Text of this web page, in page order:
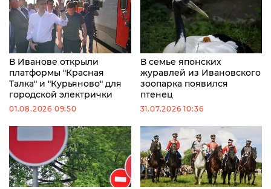
В Иванове открыли
платформы "Красная
Талка" и "Курьяново" для
городской электрички
01.08.2026 09:50
В семье японских
журавлей из Ивановского
зоопарка появился
птенец
31.07.2026 10:36